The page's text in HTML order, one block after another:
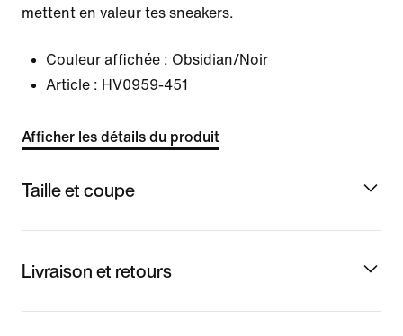
mettent en valeur tes sneakers.
Couleur affichée : Obsidian/Noir
Article : HV0959-451
Afficher les détails du produit
Taille et coupe
Livraison et retours